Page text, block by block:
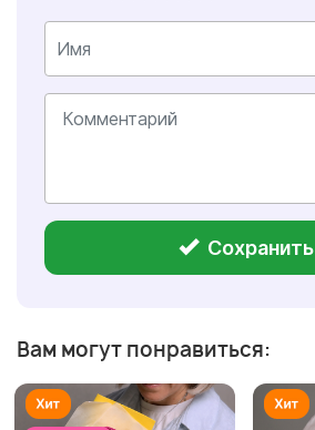
Сохранить
Вам могут понравиться: